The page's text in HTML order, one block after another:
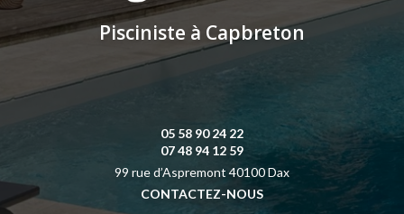
Pisciniste à Capbreton
05 58 90 24 22
07 48 94 12 59
99 rue d’Aspremont 40100 Dax
CONTACTEZ-NOUS